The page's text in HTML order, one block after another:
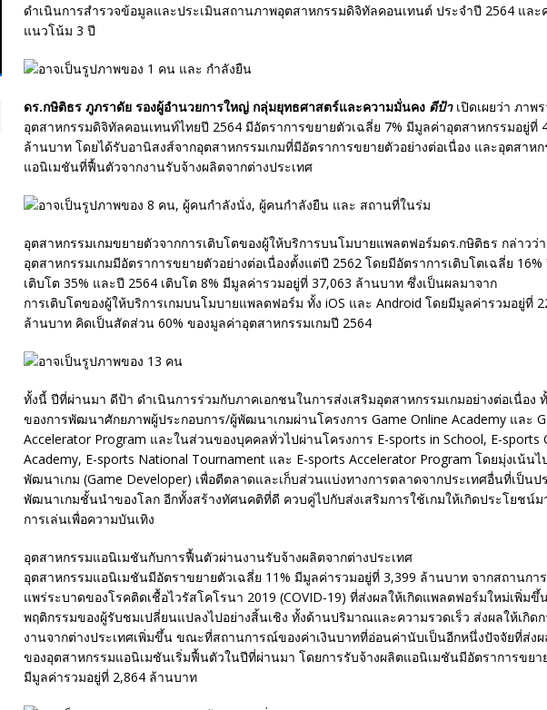
ดำเนินการสำรวจข้อมูลและประเมินสถานภาพอุตสาหกรรมดิจิทัลคอนเทนต์ ประจำปี 2564 แล
แนวโน้ม 3 ปี
​ดร.กษิติธร ภูภราดัย รองผู้อำนวยการใหญ่ กลุ่มยุทธศาสตร์และความมั่นคง ดีป้าเปิดเผยว่า ภาพ
อุตสาหกรรมดิจิทัลคอนเทนท์ไทยปี 2564 มีอัตราการขยายตัวเฉลี่ย 7% มีมูลค่าอุตสาหกรรมอยู่ที่
ล้านบาท โดยได้รับอานิสงส์จากอุตสาหกรรมเกมที่มีอัตราการขยายตัวอย่างต่อเนื่อง และอุตสาหก
แอนิเมชันที่ฟื้นตัวจากงานรับจ้างผลิตจากต่างประเทศ
อุตสาหกรรมเกมขยายตัวจากการเติบโตของผู้ให้บริการบนโมบายแพลตฟอร์มดร.กษิติธร กล่าวว่า
อุตสาหกรรมเกมมีอัตราการขยายตัวอย่างต่อเนื่องตั้งแต่ปี 2562 โดยมีอัตราการเติบโตเฉลี่ย 16%
เติบโต 35% และปี 2564 เติบโต 8% มีมูลค่ารวมอยู่ที่ 37,063 ล้านบาท ซึ่งเป็นผลมาจาก
การเติบโตของผู้ให้บริการเกมบนโมบายแพลตฟอร์ม ทั้ง iOS และ Android โดยมีมูลค่ารวมอยู่ที่
ล้านบาท คิดเป็นสัดส่วน 60% ของมูลค่าอุตสาหกรรมเกมปี 2564
ทั้งนี้ ปีที่ผ่านมา ดีป้า ดำเนินการร่วมกับภาคเอกชนในการส่งเสริมอุตสาหกรรมเกมอย่างต่อเนื่อง
ของการพัฒนาศักยภาพผู้ประกอบการ/ผู้พัฒนาเกมผ่านโครงการ Game Online Academy และ
Accelerator Program และในส่วนของบุคคลทั่วไปผ่านโครงการ E-sports in School, E-sports
Academy, E-sports National Tournament และ E-sports Accelerator Program โดยมุ่งเน้นไ
พัฒนาเกม (Game Developer) เพื่อตีตลาดและเก็บส่วนแบ่งทางการตลาดจากประเทศอื่นที่เป็นป
พัฒนาเกมชั้นนำของโลก อีกทั้งสร้างทัศนคติที่ดี ควบคู่ไปกับส่งเสริมการใช้เกมให้เกิดประโยชน์ม
การเล่นเพื่อความบันเทิง
อุตสาหกรรมแอนิเมชันกับการฟื้นตัวผ่านงานรับจ้างผลิตจากต่างประเทศ
อุตสาหกรรมแอนิเมชันมีอัตราขยายตัวเฉลี่ย 11% มีมูลค่ารวมอยู่ที่ 3,399 ล้านบาท จากสถานกา
แพร่ระบาดของโรคติดเชื้อไวรัสโคโรนา 2019 (COVID-19) ที่ส่งผลให้เกิดแพลตฟอร์มใหม่เพิ่มขึ้
พฤติกรรมของผู้รับชมเปลี่ยนแปลงไปอย่างสิ้นเชิง ทั้งด้านปริมาณและความรวดเร็ว ส่งผลให้เกิดก
งานจากต่างประเทศเพิ่มขึ้น ขณะที่สถานการณ์ของค่าเงินบาทที่อ่อนค่านับเป็นอีกหนึ่งปัจจัยที่ส่ง
ของอุตสาหกรรมแอนิเมชันเริ่มฟื้นตัวในปีที่ผ่านมา โดยการรับจ้างผลิตแอนิเมชันมีอัตราการขยา
มีมูลค่ารวมอยู่ที่ 2,864 ล้านบาท